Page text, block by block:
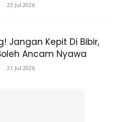
- 23 Jul 2026
Jangan Kepit Di Bibir,
Ancam Nyawa
- 21 Jul 2026